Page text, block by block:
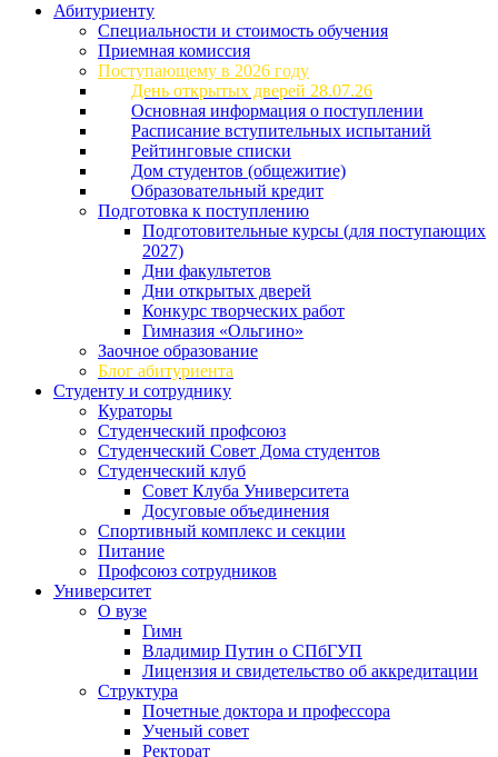
Абитуриенту
Специальности и стоимость обучения
Приемная комиссия
Поступающему в 2026 году
День открытых дверей 28.07.26
Основная информация о поступлении
Расписание вступительных испытаний
Рейтинговые списки
Дом студентов (общежитие)
Образовательный кредит
Подготовка к поступлению
Подготовительные курсы (для поступающих
2027)
Дни факультетов
Дни открытых дверей
Конкурс творческих работ
Гимназия «Ольгино»
Заочное образование
Блог абитуриента
Студенту и сотруднику
Кураторы
Студенческий профсоюз
Студенческий Совет Дома студентов
Студенческий клуб
Совет Клуба Университета
Досуговые объединения
Спортивный комплекс и секции
Питание
Профсоюз сотрудников
Университет
О вузе
Гимн
Владимир Путин о СПбГУП
Лицензия и свидетельство об аккредитации
Структура
Почетные доктора и профессора
Ученый совет
Ректорат